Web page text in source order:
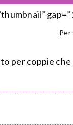
Per
per coppie